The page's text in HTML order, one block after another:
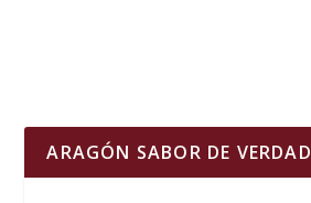
ARAGÓN SABOR DE VERDAD